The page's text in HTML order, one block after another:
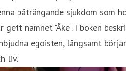
påträngande sjukdom som
gett namnet "Åke". I boken
egoisten, långsamt
liv.